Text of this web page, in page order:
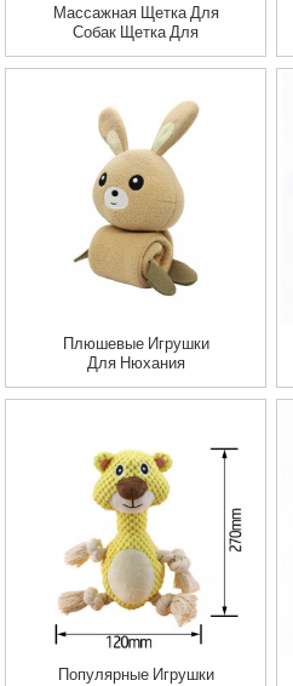
Массажная Щетка Для
Собак Щетка Для
Ванны Для Домашних
Животных Щетка Для
Кошки Щетка Для
Ванны Для Домашних
Животных
Плюшевые Игрушки
Для Нюхания
Домашних Животных,
Тибетская Еда,
Для Собак,
Интерактивная
Головоломка Для
Собак, Кролик,
Игрушки, Медленная
Подача, Легко
Чистится
Популярные Игрушки